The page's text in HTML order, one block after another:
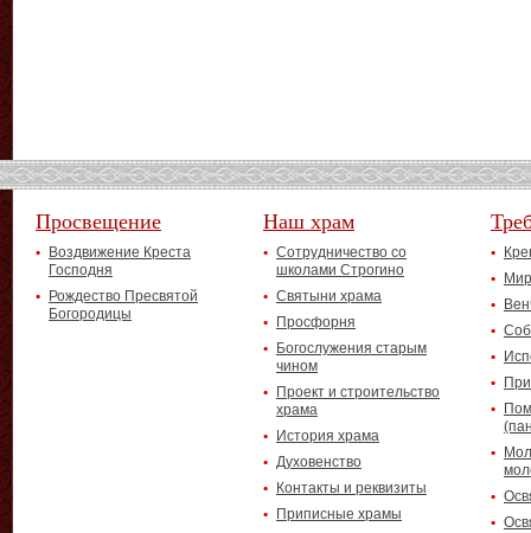
Просвещение
Воздвижение Креста
Господня
Рождество Пресвятой
Богородицы
Наш храм
Сотрудничество со
школами Строгино
Святыни храма
Просфорня
Богослужения старым
чином
Проект и строительство
храма
История храма
Духовенство
Контакты и реквизиты
Приписные храмы